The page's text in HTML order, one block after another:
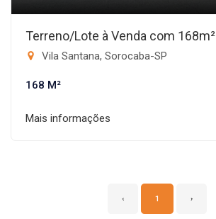
Terreno/Lote à Venda com 168m²
Vila Santana, Sorocaba-SP
168 M²
Mais informações
‹ 1 ›